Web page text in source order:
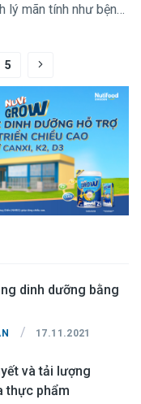
lý mãn tính như bệnh
Hãy cùng Viện
về thực phẩm
về tầm quan trọng và
5
dưỡng bằng
/ 17.11.2021
và tải lượng
thực phẩm